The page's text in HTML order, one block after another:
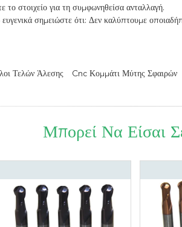
το στοιχείο για τη συμφωνηθείσα ανταλλαγή.
σημειώστε ότι: Δεν καλύπτουμε
Τελών Άλεσης Cnc Κομμάτι Μύτης Σφαιρών
Μπορεί Να Είσαι